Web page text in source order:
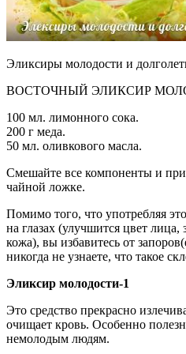
Эликсиры молодости и
ВОСТОЧНЫЙ ЭЛИКСИР
100 мл. лимонного сока.
200 г меда.
50 мл. оливкового масла.
Смешайте все компоненты и
чайной ложке.
Помимо того, что употребляя
на глазах (улучшится цвет лица,
кожа), вы избавитесь от
никогда не узнаете, что такое
Эликсир молодости-1
Это средство прекрасно
очищает кровь. Особенно
немолодым людям.